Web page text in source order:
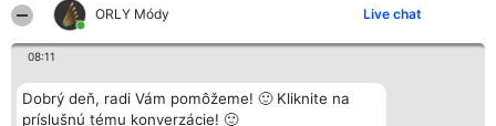
ORLY Módy Live chat
08:11
Dobrý deň, radi Vám pomôžeme! 🙂 Kliknite na
príslušnú tému konverzácie! 🙂
Organizátor hodnotenia
Bright Side Solutions sp. z o.
Hodnotenie
Laureáti
Kontakt
Kontakt